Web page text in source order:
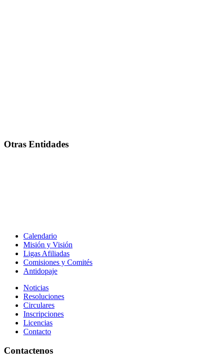
Otras Entidades
Calendario
Misión y Visión
Ligas Afiliadas
Comisiones y Comités
Antidopaje
Noticias
Resoluciones
Circulares
Inscripciones
Licencias
Contacto
Contactenos